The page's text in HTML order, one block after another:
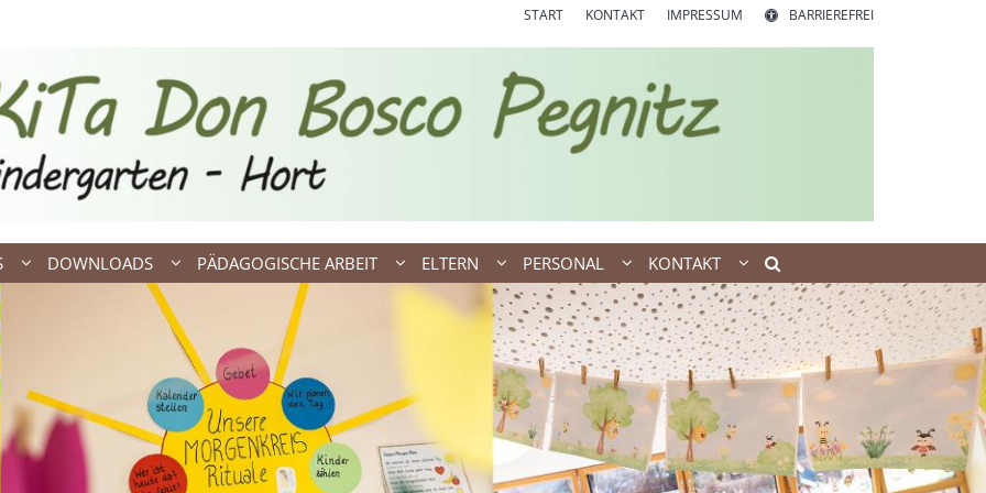
START KONTAKT IMPRESSUM BARRIEREFREI
DOWNLOADS PÄDAGOGISCHE ARBEIT ELTERN PERSONAL KONTAKT